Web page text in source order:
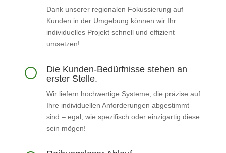
Dank unserer regionalen Fokussierung auf
Kunden in der Umgebung können wir Ihr
individuelles Projekt schnell und effizient
umsetzen!
[
Die Kunden-Bedürfnisse stehen an
erster Stelle.
Wir liefern hochwertige Systeme, die präzise auf
Ihre individuellen Anforderungen abgestimmt
sind – egal, wie spezifisch oder einzigartig diese
sein mögen!